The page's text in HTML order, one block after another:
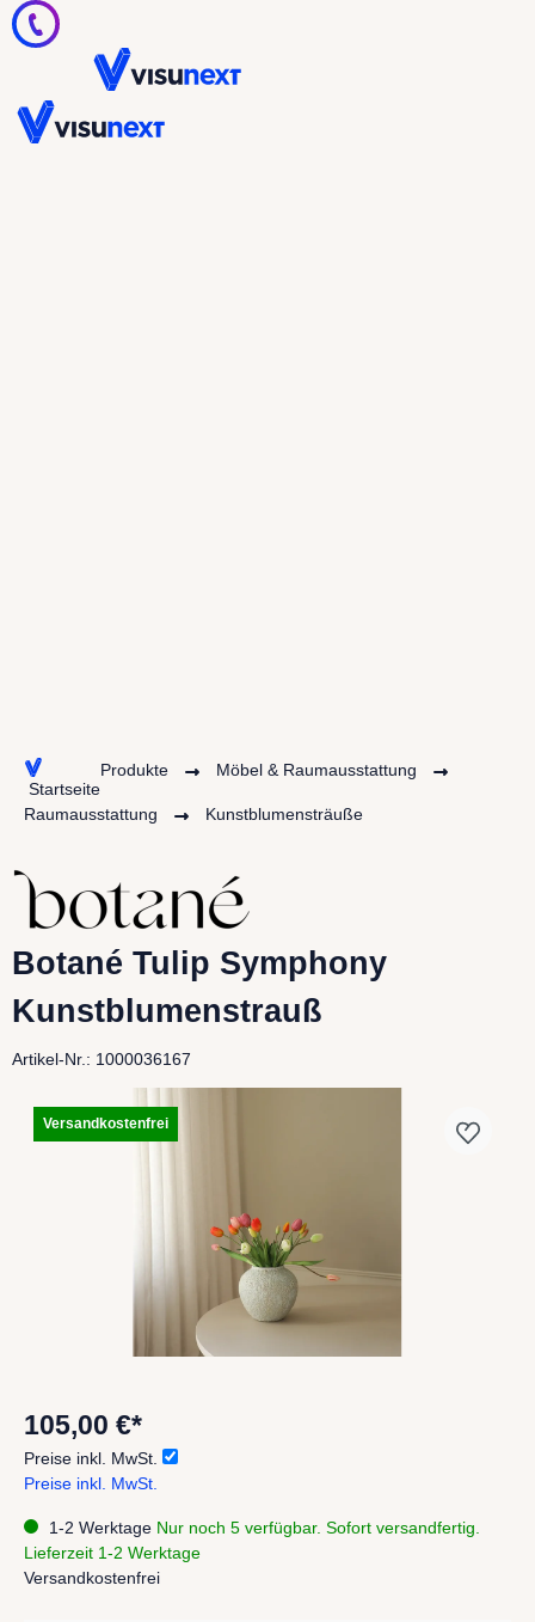
Startseite
Produkte Möbel & Raumausstattung
Raumausstattung Kunstblumensträuße
Botané Tulip Symphony
Kunstblumenstrauß
Artikel-Nr.: 1000036167
Versandkostenfrei
105,00 €*
Preise inkl. MwSt.
Preise inkl. MwSt.
1-2 Werktage Nur noch 5 verfügbar. Sofort versandfertig.
Lieferzeit 1-2 Werktage
Versandkostenfrei